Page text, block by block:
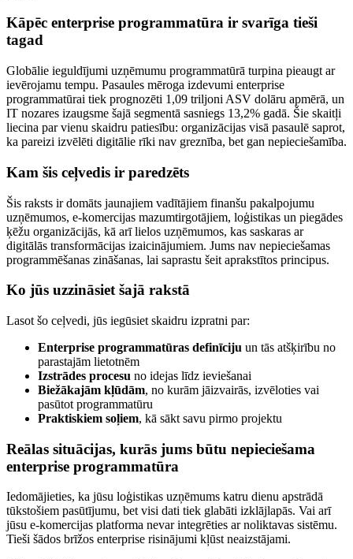
Kāpēc enterprise programmatūra ir svarīga tieši
tagad
Globālie ieguldījumi uzņēmumu programmatūrā turpina pieaugt ar
ievērojamu tempu. Pasaules mēroga izdevumi enterprise
programmatūrai tiek prognozēti 1,09 triljoni ASV dolāru apmērā, un
IT nozares izaugsme šajā segmentā sasniegs 13,2% gadā. Šie skaitļi
liecina par vienu skaidru patiesību: organizācijas visā pasaulē saprot,
ka pareizi izvēlēti digitālie rīki nav greznība, bet gan nepieciešamība.
Kam šis ceļvedis ir paredzēts
Šis raksts ir domāts jaunajiem vadītājiem finanšu pakalpojumu
uzņēmumos, e-komercijas mazumtirgotājiem, loģistikas un piegādes
ķēžu organizācijās, kā arī lielos uzņēmumos, kas saskaras ar
digitālās transformācijas izaicinājumiem. Jums nav nepieciešamas
programmēšanas zināšanas, lai saprastu šeit aprakstītos principus.
Ko jūs uzzināsiet šajā rakstā
Lasot šo ceļvedi, jūs iegūsiet skaidru izpratni par:
Enterprise programmatūras definīciju un tās atšķirību no
parastajām lietotnēm
Izstrādes procesu no idejas līdz ieviešanai
Biežākajām kļūdām, no kurām jāizvairās, izvēloties vai
pasūtot programmatūru
Praktiskiem soļiem, kā sākt savu pirmo projektu
Reālas situācijas, kurās jums būtu nepieciešama
enterprise programmatūra
Iedomājieties, ka jūsu loģistikas uzņēmums katru dienu apstrādā
tūkstošiem pasūtījumu, bet visi dati tiek glabāti izklājlapās. Vai arī
jūsu e-komercijas platforma nevar integrēties ar noliktavas sistēmu.
Tieši šādos brīžos enterprise risinājumi kļūst neaizstājami.